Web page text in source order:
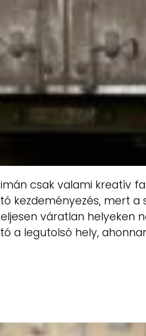
csak valami kreatív
kezdeményezés, mert
váratlan helyeken
a legutolsó hely,